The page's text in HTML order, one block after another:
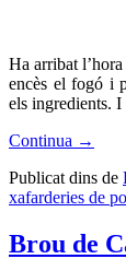
Ha arribat
encès el fogó i
els ingredients. I
Continua →
Publicat dins de
xafarderies de
Brou de